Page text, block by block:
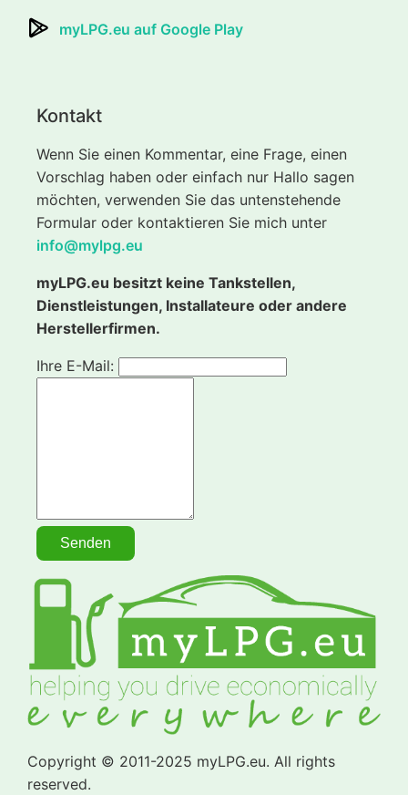
myLPG.eu auf Google Play
Kontakt
Wenn Sie einen Kommentar, eine Frage, einen
Vorschlag haben oder einfach nur Hallo sagen
möchten, verwenden Sie das untenstehende
Formular oder kontaktieren Sie mich unter
info@mylpg.eu
myLPG.eu besitzt keine Tankstellen,
Dienstleistungen, Installateure oder andere
Herstellerfirmen.
Ihre E-Mail:
Copyright © 2011-2025 myLPG.eu. All rights
reserved.